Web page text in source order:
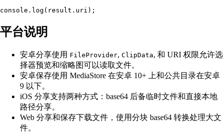
平台说明
安卓分享使用 FileProvider, ClipData, 和 URI 权限允许选
择器预览和缩略图可以读取文件。
安卓保存使用 MediaStore 在安卓 10+ 上和公共目录在安卓
9 以下。
iOS 分享支持两种方式：base64 后备临时文件和直接本地
路径分享。
Web 分享和保存下载文件，使用分块 base64 转换处理大文
件。